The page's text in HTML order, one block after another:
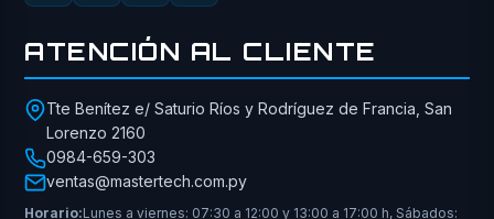
ATENCIÓN AL CLIENTE
Tte Benítez e/ Saturio Ríos y Rodríguez de Francia, San
Lorenzo 2160
0984-659-303
ventas@mastertech.com.py
Horario:Lunes a viernes: 07:30 a 12:00 y 13:00 a 17:00 h, Sábados: